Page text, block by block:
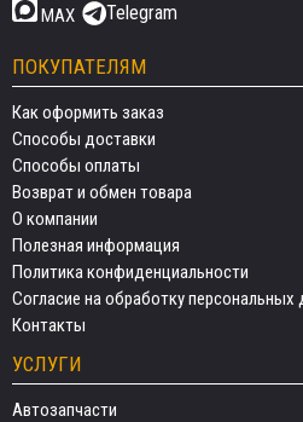
MAX Telegram
ПОКУПАТЕЛЯМ
Как оформить заказ
Способы доставки
Способы оплаты
Возврат и обмен товара
О компании
Полезная информация
Политика конфиденциальности
Согласие на обработку персональных
Контакты
УСЛУГИ
Автозапчасти